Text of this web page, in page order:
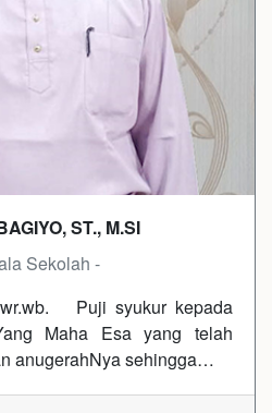
ST., M.SI
Sekolah -
Puji syukur kepada
Maha Esa yang telah
anugerahNya sehingga…